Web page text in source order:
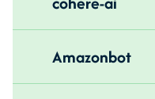
Amazonbot